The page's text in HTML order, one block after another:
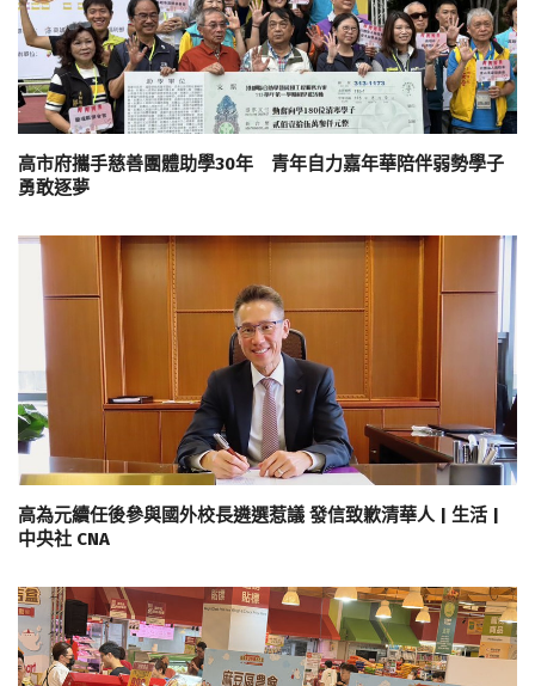
高市府攜手慈善團體助學30年 青年自力嘉年華陪伴弱勢學子
勇敢逐夢
高為元續任後參與國外校長遴選惹議 發信致歉清華人 | 生活 |
中央社 CNA